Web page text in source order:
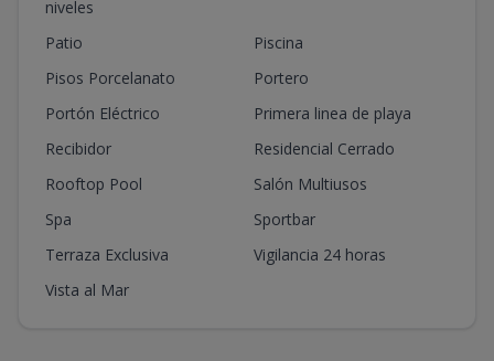
niveles
Patio
Piscina
Pisos Porcelanato
Portero
Portón Eléctrico
Primera linea de playa
Recibidor
Residencial Cerrado
Rooftop Pool
Salón Multiusos
Spa
Sportbar
Terraza Exclusiva
Vigilancia 24 horas
Vista al Mar